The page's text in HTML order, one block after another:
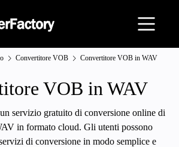
Convertitore VOB Convertitore VOB in WAV
VOB in WAV
servizio gratuito di conversione online di
in formato cloud. Gli utenti possono
di conversione in modo semplice e